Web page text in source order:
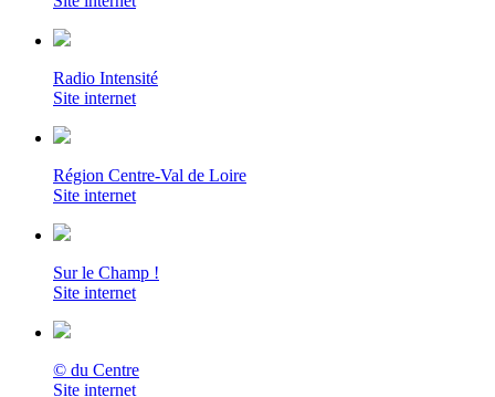
Radio Intensité
Site internet
Région Centre-Val de Loire
Site internet
Sur le Champ !
Site internet
© du Centre
Site internet